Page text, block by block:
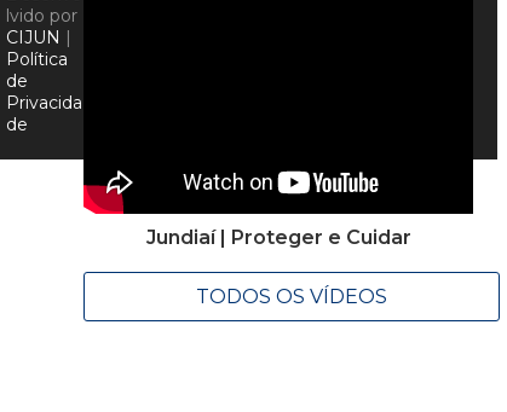
Jundiaí | Proteger e Cuidar
TODOS OS VÍDEOS
lvido por
CIJUN |
Política
de
Privacida
de